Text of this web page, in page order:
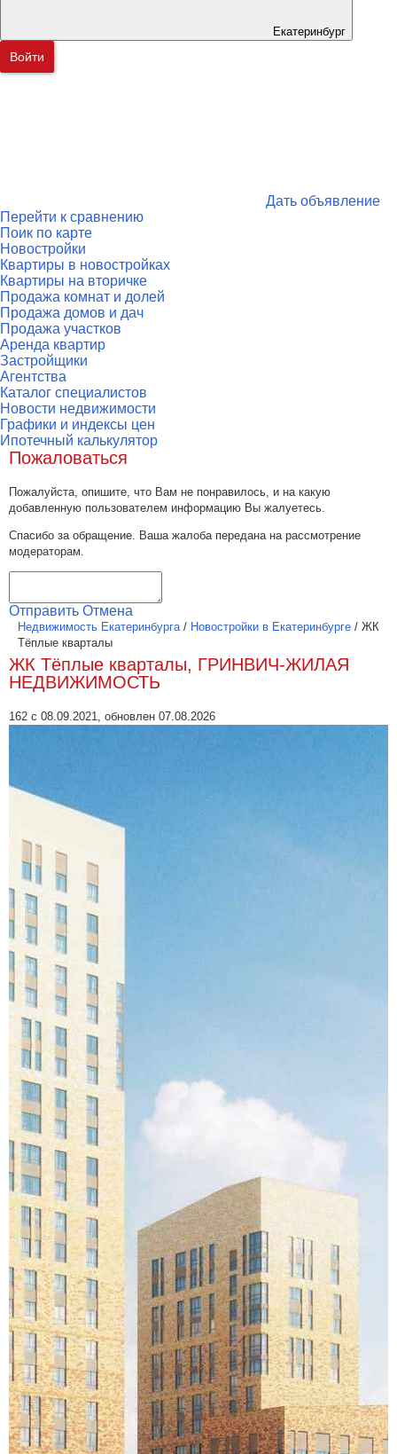
Екатеринбург
Войти
Дать объявление
Перейти к сравнению
Поик по карте
Новостройки
Квартиры в новостройках
Квартиры на вторичке
Продажа комнат и долей
Продажа домов и дач
Продажа участков
Аренда квартир
Застройщики
Агентства
Каталог специалистов
Новости недвижимости
Графики и индексы цен
Ипотечный калькулятор
Пожаловаться
Пожалуйста, опишите, что Вам не понравилось, и на какую
добавленную пользователем информацию Вы жалуетесь.
Спасибо за обращение. Ваша жалоба передана на рассмотрение
модераторам.
Отправить Отмена
Недвижимость Екатеринбурга/ Новостройки в Екатеринбурге / ЖК
Тёплые кварталы
ЖК Тёплые кварталы, ГРИНВИЧ-ЖИЛАЯ
НЕДВИЖИМОСТЬ
162 с 08.09.2021, обновлен 07.08.2026